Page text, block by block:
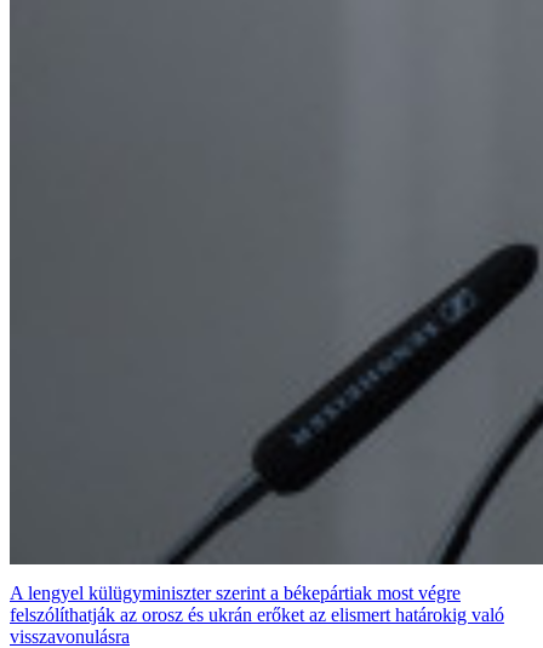
A lengyel külügyminiszter szerint a békepártiak most végre
felszólíthatják az orosz és ukrán erőket az elismert határokig való
visszavonulásra